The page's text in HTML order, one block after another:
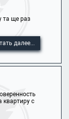
та ще раз
далее...
квартиру с